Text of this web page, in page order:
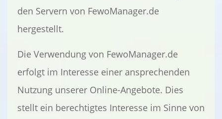
den Servern von FewoManager.de
hergestellt.
Die Verwendung von FewoManager.de
erfolgt im Interesse einer ansprechenden
Nutzung unserer Online-Angebote. Dies
stellt ein berechtigtes Interesse im Sinne von